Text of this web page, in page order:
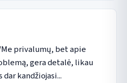
privalumų, bet apie
gera detalė, likau
kandžiojasi...